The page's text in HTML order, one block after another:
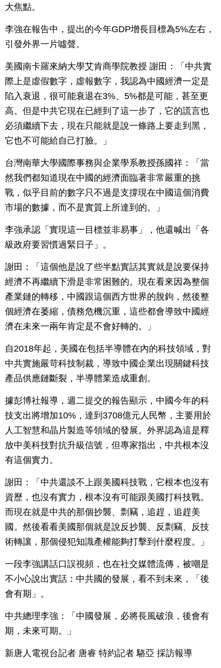
大焦點。
李強在報告中，提出的今年GDP增長目標為5%左右，
引發外界一片噓聲。
美國南卡羅來納大學艾肯商學院教授 謝田：「中共實
際上是虛假數字，虛報數字，我認為中國經濟一定是
陷入衰退，很可能衰退在3%、5%都是可能，甚至更
高。但是中共它現在已經到了這一步了，它的謊言也
必須繼續下去，現在只能就是說一條路上要走到黑，
它也不可能給自己打臉。」
台灣南華大學國際事務與企業學系教授孫國祥：「當
然我們都知道現在中國的經濟面臨著非常嚴重的挑
戰，似乎目前的數字只不過是支撐現在中國這個消費
市場的數據，而不是實質上所達到的。」
李強承認「實現這一目標並非易事」，他還喊出「各
級政府要習慣過緊日子」。
謝田：「這個他是說了些半點實話其實就是說要保持
經濟不再繼續下滑是非常困難的。現在看來因為整個
產業鏈的轉移，中國跟這個西方世界的脫鉤，然後整
個經濟在萎縮，債務危機沉重，這些都會導致中國經
濟在未來一兩年肯定是不會好轉的。」
自2018年起，美國在包括半導體在內的科技領域，對
中共實施嚴苛科技制裁，導致中國企業出現關鍵科技
產品供應鏈斷裂，半導體業造成重創。
據彭博社報導，週二提交的報告顯示，中國今年的科
技支出將增加10%，達到3708億元人民幣，主要用於
人工智慧和晶片製造等領域的發展。外界認為這是釋
放中美科技對抗升級信號，但專家指出，中共根本沒
有這個實力。
謝田：「中共還談不上跟美國科技戰，它根本也沒有
資歷，也沒有實力，根本沒有可能跟美國打科技戰。
而現在就是中共的那個抄襲、剽竊，追趕，追趕美
國。然後看看美國那個就是說反抄襲、反剽竊、反技
術轉讓，那個侵犯知識產權能夠打擊到什麼程度。」
一段李強講話口誤視頻，也在社交媒體流傳，被嘲是
不小心說出實話：中共國的發展，看不到未來，「後
會有期」。
中共總理李強：「中國發展，必將長風破浪，後會有
期，未來可期。」
新唐人電視台記者 唐睿 特約記者 駱亞 採訪報導